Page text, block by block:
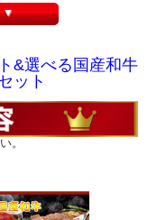
フトNo30
せ
▼
&選べる国産和牛
ット
。